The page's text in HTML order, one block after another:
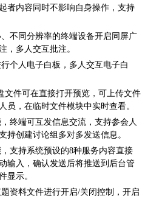
者内容同时不影响自身操作，支持
不同分辨率的终端设备开启同屏广
，多人交互批注。
个人电子白板，多人交互电子白
文件可在直接打开预览，可上传文件
员，在临时文件模块中实时查看。
终端可互发信息交流，支持参会人
持创建讨论组多对多发送信息。
支持系统预设的8种服务内容直接
输入，确认发送后将推送到后台管
显示。
资料文件进行开启/关闭控制，开启